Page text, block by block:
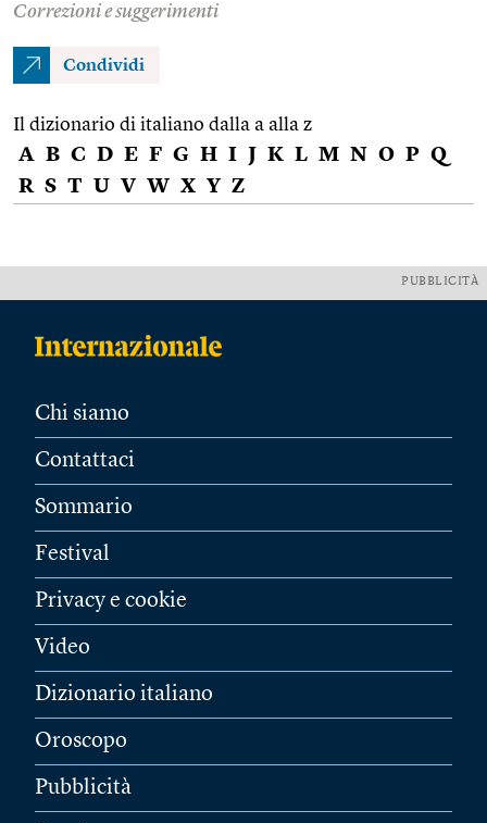
Correzioni e suggerimenti
Condividi
Il dizionario di italiano dalla a alla z
A B C D E F G H I J K L M N O P Q
R S T U V W X Y Z
PUBBLICITÀ
Chi siamo
Contattaci
Sommario
Festival
Privacy e cookie
Video
Dizionario italiano
Oroscopo
Pubblicità